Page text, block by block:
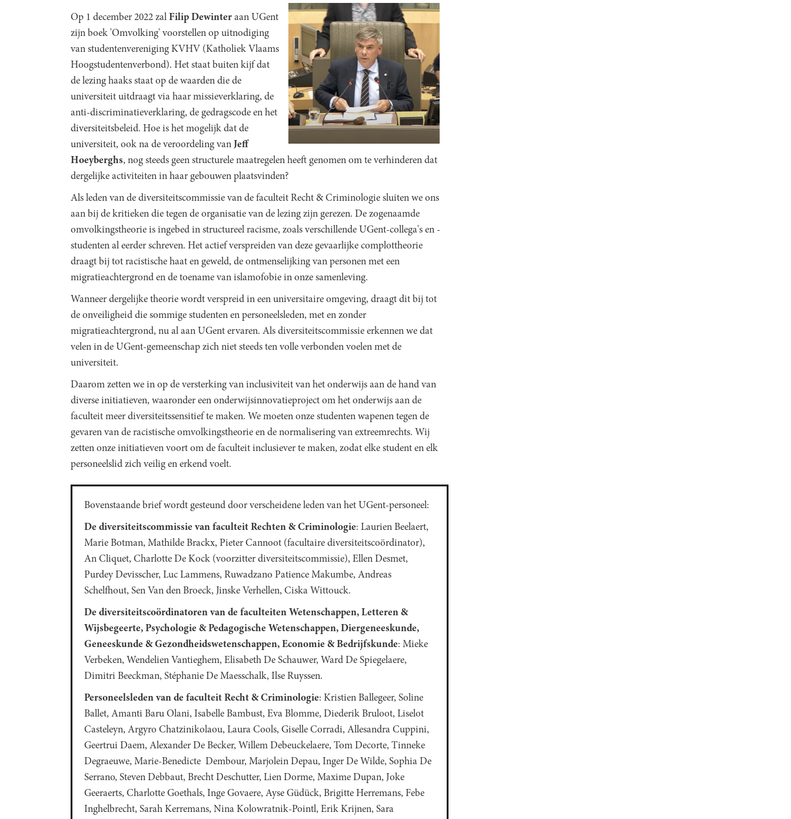
Op 1 december 2022 zal Filip Dewinter aan UGent
zijn boek 'Omvolking' voorstellen op uitnodiging
van studentenvereniging KVHV (Katholiek Vlaams
Hoogstudentenverbond). Het staat buiten kijf dat
de lezing haaks staat op de waarden die de
universiteit uitdraagt via haar missieverklaring, de
anti-discriminatieverklaring, de gedragscode en het
diversiteitsbeleid. Hoe is het mogelijk dat de
universiteit, ook na de veroordeling van Jeff
Hoeyberghs, nog steeds geen structurele maatregelen heeft genomen om te verhinderen dat
dergelijke activiteiten in haar gebouwen plaatsvinden?
Als leden van de diversiteitscommissie van de faculteit Recht & Criminologie sluiten we ons
aan bij de kritieken die tegen de organisatie van de lezing zijn gerezen. De zogenaamde
omvolkingstheorie is ingebed in structureel racisme, zoals verschillende UGent-collega's en -
studenten al eerder schreven. Het actief verspreiden van deze gevaarlijke complottheorie
draagt bij tot racistische haat en geweld, de ontmenselijking van personen met een
migratieachtergrond en de toename van islamofobie in onze samenleving.
Wanneer dergelijke theorie wordt verspreid in een universitaire omgeving, draagt dit bij tot
de onveiligheid die sommige studenten en personeelsleden, met en zonder
migratieachtergrond, nu al aan UGent ervaren. Als diversiteitscommissie erkennen we dat
velen in de UGent-gemeenschap zich niet steeds ten volle verbonden voelen met de
universiteit.
Daarom zetten we in op de versterking van inclusiviteit van het onderwijs aan de hand van
diverse initiatieven, waaronder een onderwijsinnovatieproject om het onderwijs aan de
faculteit meer diversiteitssensitief te maken. We moeten onze studenten wapenen tegen de
gevaren van de racistische omvolkingstheorie en de normalisering van extreemrechts. Wij
zetten onze initiatieven voort om de faculteit inclusiever te maken, zodat elke student en elk
personeelslid zich veilig en erkend voelt.
Bovenstaande brief wordt gesteund door verscheidene leden van het UGent-personeel:
De diversiteitscommissie van faculteit Rechten & Criminologie: Laurien Beelaert,
Marie Botman, Mathilde Brackx, Pieter Cannoot (facultaire diversiteitscoördinator),
An Cliquet, Charlotte De Kock (voorzitter diversiteitscommissie), Ellen Desmet,
Purdey Devisscher, Luc Lammens, Ruwadzano Patience Makumbe, Andreas
Schelfhout, Sen Van den Broeck, Jinske Verhellen, Ciska Wittouck.
De diversiteitscoördinatoren van de faculteiten Wetenschappen, Letteren &
Wijsbegeerte, Psychologie & Pedagogische Wetenschappen, Diergeneeskunde,
Geneeskunde & Gezondheidswetenschappen, Economie & Bedrijfskunde: Mieke
Verbeken, Wendelien Vantieghem, Elisabeth De Schauwer, Ward De Spiegelaere,
Dimitri Beeckman, Stéphanie De Maesschalk, Ilse Ruyssen.
Personeelsleden van de faculteit Recht & Criminologie: Kristien Ballegeer, Soline
Ballet, Amanti Baru Olani, Isabelle Bambust, Eva Blomme, Diederik Bruloot, Liselot
Casteleyn, Argyro Chatzinikolaou, Laura Cools, Giselle Corradi, Allesandra Cuppini,
Geertrui Daem, Alexander De Becker, Willem Debeuckelaere, Tom Decorte, Tinneke
Degraeuwe, Marie-Benedicte Dembour, Marjolein Depau, Inger De Wilde, Sophia De
Serrano, Steven Debbaut, Brecht Deschutter, Lien Dorme, Maxime Dupan, Joke
Geeraerts, Charlotte Goethals, Inge Govaere, Ayse Güdück, Brigitte Herremans, Febe
Inghelbrecht, Sarah Kerremans, Nina Kolowratnik-Pointl, Erik Krijnen, Sara